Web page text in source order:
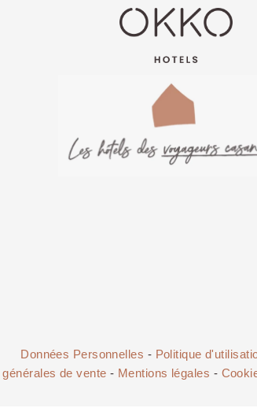
Données Personnelles - Politique
de vente - Mentions légales -